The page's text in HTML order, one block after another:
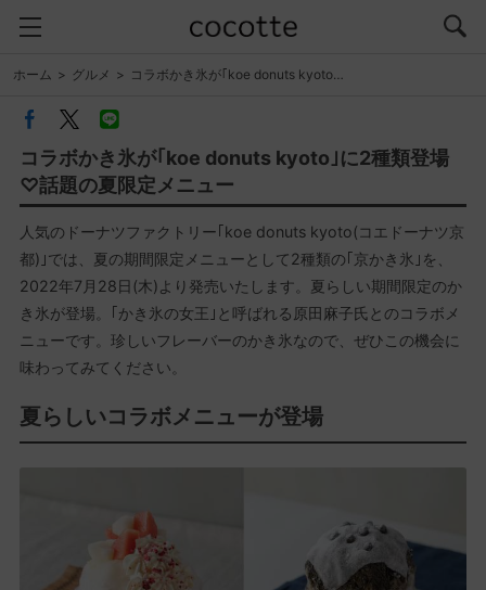
ホーム グルメ コラボかき氷が｢koe donuts kyoto…
コラボかき氷が｢koe donuts kyoto｣に2種類登場
♡話題の夏限定メニュー
人気のドーナツファクトリー｢koe donuts kyoto(コエドーナツ京
都)｣では、夏の期間限定メニューとして2種類の｢京かき氷｣を、
2022年7月28日(木)より発売いたします。夏らしい期間限定のか
き氷が登場。｢かき氷の女王｣と呼ばれる原田麻子氏とのコラボメ
ニューです。珍しいフレーバーのかき氷なので、ぜひこの機会に
味わってみてください。
夏らしいコラボメニューが登場